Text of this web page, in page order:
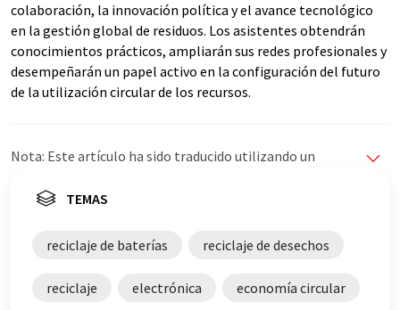
colaboración, la innovación política y el avance tecnológico
en la gestión global de residuos. Los asistentes obtendrán
conocimientos prácticos, ampliarán sus redes profesionales y
desempeñarán un papel activo en la configuración del futuro
de la utilización circular de los recursos.
Nota: Este artículo ha sido traducido utilizando un
ofrece estas traducciones automáticas para presentar
este artículo ha sido traducido con traducción
automática, es posible que contenga errores de
vocabulario, sintaxis o gramática. El artículo original en
Inglés se puede encontrar
TEMAS
reciclaje de baterías reciclaje de desechos
reciclaje electrónica economía circular